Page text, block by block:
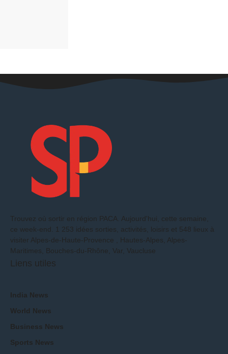
Trouvez où sortir en région PACA. Aujourd'hui, cette semaine,
ce week-end. 1 253 idées sorties, activités, loisirs et 548 lieux à
visiter Alpes-de-Haute-Provence , Hautes-Alpes, Alpes-
Maritimes, Bouches-du-Rhône, Var, Vaucluse
Liens utiles
India News
World News
Business News
Sports News